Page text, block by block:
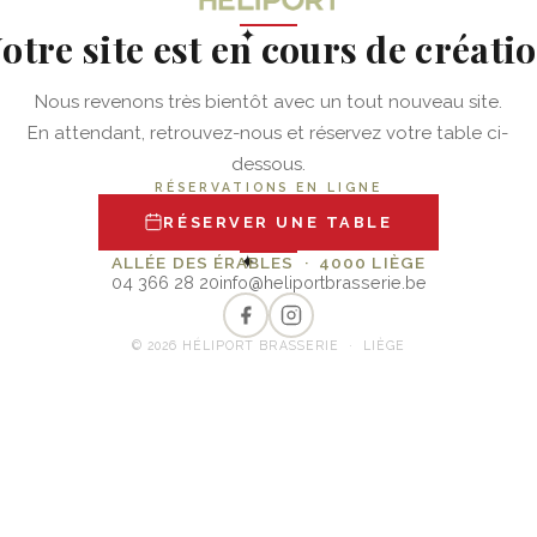
✦
site est en cours de
Nous revenons très bientôt avec un tout nouveau site.
En attendant, retrouvez-nous et réservez votre table ci-
dessous.
RÉSERVATIONS EN LIGNE
RÉSERVER UNE TABLE
✦
ALLÉE DES ÉRABLES · 4000 LIÈGE
04 366 28 20info@heliportbrasserie.be
© 2026 HÉLIPORT BRASSERIE · LIÈGE